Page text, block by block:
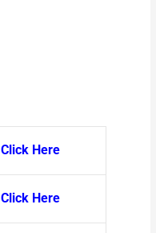
Click Here
Click Here